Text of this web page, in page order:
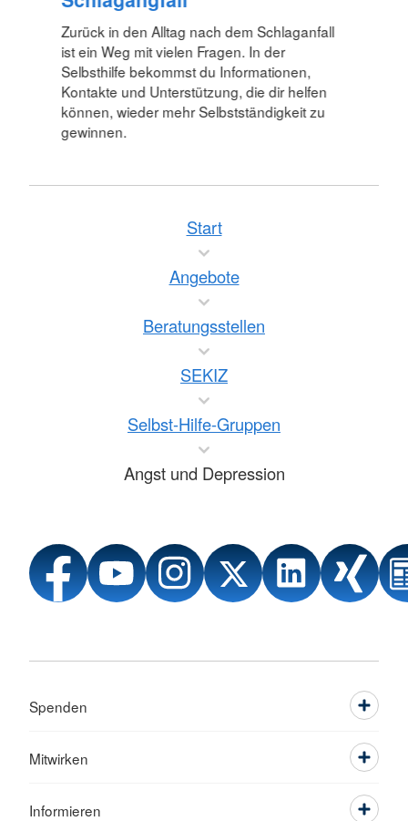
Zurück in den Alltag nach dem Schlaganfall
ist ein Weg mit vielen Fragen. In der
Selbsthilfe bekommst du Informationen,
Kontakte und Unterstützung, die dir helfen
können, wieder mehr Selbstständigkeit zu
gewinnen.
Start
Angebote
Beratungsstellen
SEKIZ
Selbst-Hilfe-Gruppen
Angst und Depression
Spenden
Mitwirken
Informieren